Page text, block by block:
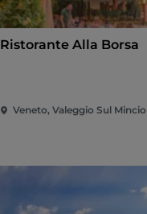
Ristorante Alla Borsa
Veneto, Valeggio Sul Mincio